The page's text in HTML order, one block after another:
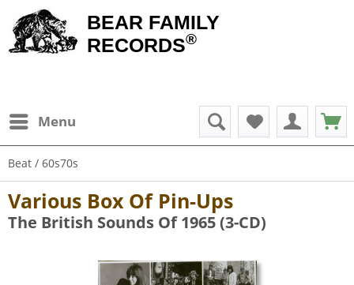
BEAR FAMILY
RECORDS®
Menu
Beat / 60s70s
Various Box Of Pin-Ups
The British Sounds Of 1965 (3-CD)